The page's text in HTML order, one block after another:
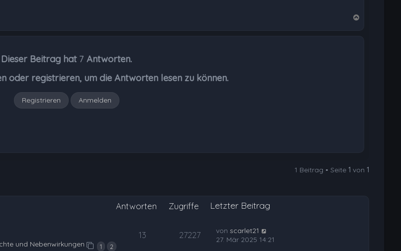
Dieser Beitrag hat 7 Antworten.
oder registrieren, um die Antworten lesen zu können.
Registrieren Anmelden
1 Beitrag • Seite1 von1
Antworten Zugriffe Letzter Beitrag
und Nebenwirkungen 1 2
13 27227 vonscarlet21
27. Mär 2025 14:21